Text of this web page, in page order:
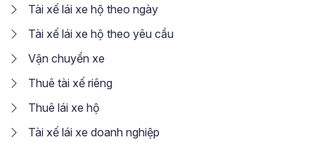
Tài xế lái xe hộ theo ngày
Tài xế lái xe hộ theo yêu cầu
Vận chuyển xe
Thuê tài xế riêng
Thuê lái xe hộ
Tài xế lái xe doanh nghiệp